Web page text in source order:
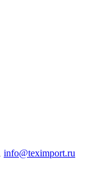
info@teximport.ru